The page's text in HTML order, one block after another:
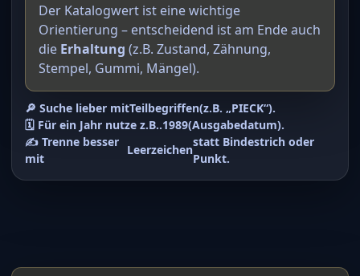
Der Katalogwert ist eine wichtige
Orientierung – entscheidend ist am Ende auch
die Erhaltung (z.B. Zustand, Zähnung,
Stempel, Gummi, Mängel).
🔎 Suche lieber mitTeilbegriffen(z.B. „PIECK“).
🗓️ Für ein Jahr nutze z.B..1989(Ausgabedatum).
✍️ Trenne besser
mit
Leerzeichen
statt Bindestrich oder
Punkt.